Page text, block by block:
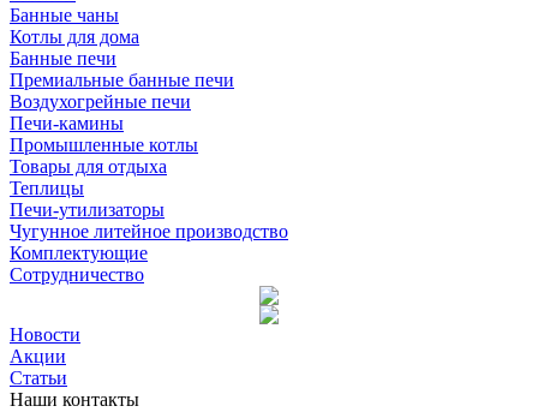
Банные чаны
Котлы для дома
Банные печи
Премиальные банные печи
Воздухогрейные печи
Печи-камины
Промышленные котлы
Товары для отдыха
Теплицы
Печи-утилизаторы
Чугунное литейное производство
Комплектующие
Сотрудничество
Новости
Акции
Статьи
Наши контакты